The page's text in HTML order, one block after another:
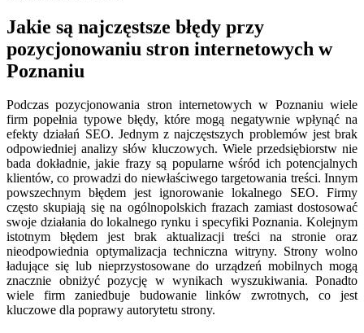
Jakie są najczęstsze błędy przy
pozycjonowaniu stron internetowych w
Poznaniu
Podczas pozycjonowania stron internetowych w Poznaniu wiele
firm popełnia typowe błędy, które mogą negatywnie wpłynąć na
efekty działań SEO. Jednym z najczęstszych problemów jest brak
odpowiedniej analizy słów kluczowych. Wiele przedsiębiorstw nie
bada dokładnie, jakie frazy są popularne wśród ich potencjalnych
klientów, co prowadzi do niewłaściwego targetowania treści. Innym
powszechnym błędem jest ignorowanie lokalnego SEO. Firmy
często skupiają się na ogólnopolskich frazach zamiast dostosować
swoje działania do lokalnego rynku i specyfiki Poznania. Kolejnym
istotnym błędem jest brak aktualizacji treści na stronie oraz
nieodpowiednia optymalizacja techniczna witryny. Strony wolno
ładujące się lub nieprzystosowane do urządzeń mobilnych mogą
znacznie obniżyć pozycję w wynikach wyszukiwania. Ponadto
wiele firm zaniedbuje budowanie linków zwrotnych, co jest
kluczowe dla poprawy autorytetu strony.